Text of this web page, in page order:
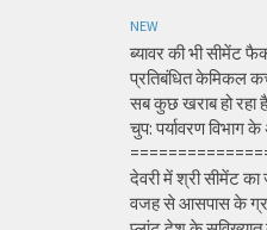
NEW
ब्यावर की भी सीमेंट
प्रतिबंधित केमिकल
सब कुछ खराब हो रहा
चुप: पर्यावरण विभाग
देवरी में श्री सीमेंट
वजह से आसपास के